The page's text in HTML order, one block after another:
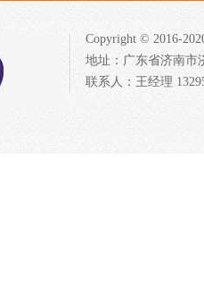
Copyright © 2016-
地址：广东省济南市
联系人：王经理